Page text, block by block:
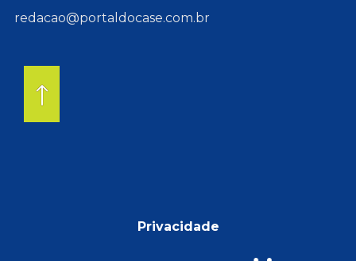
redacao@portaldocase.com.br
Privacidade